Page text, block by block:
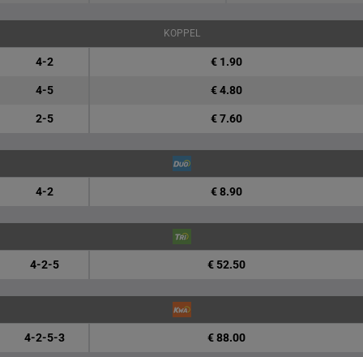
KOPPEL
4-2 € 1.90
4-5 € 4.80
2-5 € 7.60
4-2 € 8.90
4-2-5 € 52.50
4-2-5-3 € 88.00